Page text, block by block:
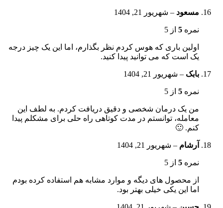
مسعود – شهریور 21, 1404
نمره 5 از 5
اولین باری که هوس کردم نظر بگذارم، اما این یک چیز درجه
یک است که می توانید پیدا کنید.
بابک – شهریور 21, 1404
نمره 5 از 5
من یک درمان شخصی و دقیق دریافت کردم. به لطف این
معامله، توانستم در مدت کوتاهی راه حلی برای مشکلم پیدا
کنم. 🙂
آرشام – شهریور 21, 1404
نمره 5 از 5
از محصول های دیگه و موارد مشابه هم استفاده کرده بودم
اما این یکی خیلی بهتر بود.